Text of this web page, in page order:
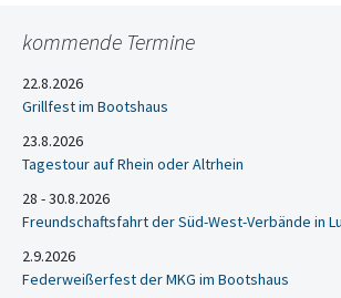
kommende Termine
22.8.2026
Grillfest im Bootshaus
23.8.2026
Tagestour auf Rhein oder Altrhein
28 - 30.8.2026
Freundschaftsfahrt der Süd-West-Verbände in
2.9.2026
Federweißerfest der MKG im Bootshaus